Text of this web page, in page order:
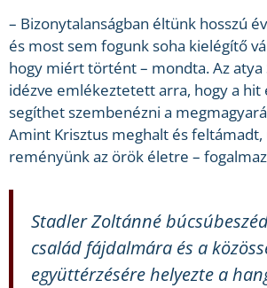
– Bizonytalanságban éltünk hosszú
és most sem fogunk soha kielégítő
hogy miért történt – mondta. Az atya
idézve emlékeztetett arra, hogy a hit
segíthet szembenézni a
Amint Krisztus meghalt és feltámadt,
reményünk az örök életre –
Stadler Zoltánné
család fájdalmára és a
együttérzésére helyezte a